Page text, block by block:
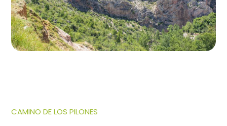
CAMINO DE LOS PILONES